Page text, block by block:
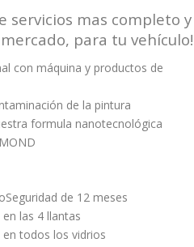
servicios mas completo y
para tu vehículo!
con máquina y productos de
de la pintura
formula nanotecnológica
de 12 meses
las 4 llantas
todos los vidrios